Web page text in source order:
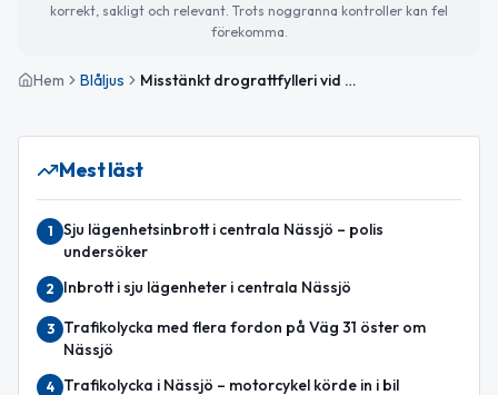
korrekt, sakligt och relevant. Trots noggranna kontroller kan fel
förekomma.
Hem Blåljus Misstänkt drograttfylleri vid E4:an i Jönköping – nattens polisrapport
Mest läst
1
Sju lägenhetsinbrott i centrala Nässjö – polis
undersöker
2 Inbrott i sju lägenheter i centrala Nässjö
3
Trafikolycka med flera fordon på Väg 31 öster om
Nässjö
4 Trafikolycka i Nässjö – motorcykel körde in i bil